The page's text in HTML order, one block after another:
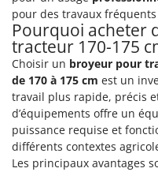
pour des travaux
Pourquoi acheter
tracteur 170-175
Choisir un broyeur pour
de 170 à 175 cm est un
travail plus rapide, précis
d’équipements offre un
puissance requise et
différents contextes
Les principaux avantages